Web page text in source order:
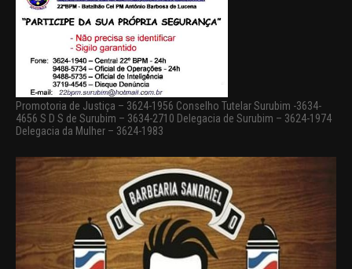
Promotoria de Justiça – 3624-1956 Conselho Tutelar Surubim -3634-
4656 S D S de Surubim – 3634-2710 Delegacia de Surubim – 3624-1974
Delegacia da Mulher – 3624-1983